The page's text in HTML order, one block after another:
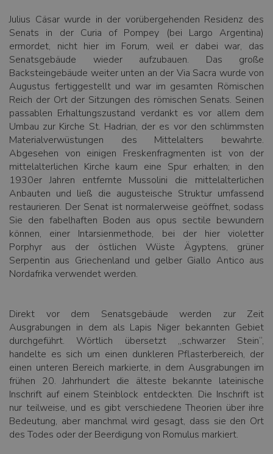
Julius Cäsar wurde in der vorübergehenden Residenz des
Senats in der Curia of Pompey (bei Largo Argentina)
ermordet, nicht hier im Forum, weil er dabei war, das
Senatsgebäude wieder aufzubauen. Das große
Backsteingebäude weiter unten an der Via Sacra wurde von
Augustus fertiggestellt und war im gesamten Römischen
Reich der Ort der Sitzungen des römischen Senats. Seinen
passablen Erhaltungszustand verdankt es vor allem dem
Umbau zur Kirche St. Hadrian, der es vor den schlimmsten
Materialverwüstungen des Mittelalters bewahrte.
Abgesehen von einigen Freskenfragmenten ist von der
mittelalterlichen Kirche kaum eine Spur erhalten; in den
1930er Jahren entfernte Mussolini die mittelalterlichen
Anbauten und ließ die augusteische Struktur umfassend
restaurieren. Der Senat ist normalerweise geöffnet, sodass
Sie den fabelhaften Boden aus opus sectile bewundern
können, einer Intarsienmethode, bei der hier violetter
Porphyr aus der östlichen Wüste Ägyptens, grüner
Serpentin aus Griechenland und gelber Giallo Antico aus
Nordafrika verwendet werden.
Direkt vor dem Senatsgebäude werden zur Zeit
Ausgrabungen in dem als Lapis Niger bekannten Gebiet
durchgeführt. Wörtlich übersetzt „schwarzer Stein“,
handelte es sich um einen dunkleren Pflasterbereich, der
einen unteren Bereich markierte, in dem Ausgrabungen im
frühen 20. Jahrhundert die älteste bekannte lateinische
Inschrift auf einem Steinblock entdeckten. Die Inschrift ist
nur teilweise, und es gibt verschiedene Theorien über ihre
Bedeutung, aber manchmal wird gesagt, dass sie den Ort
des Todes oder der Beerdigung von Romulus markiert.